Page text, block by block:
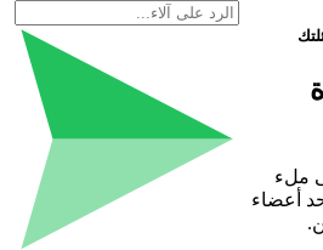
ملء
أعضاء